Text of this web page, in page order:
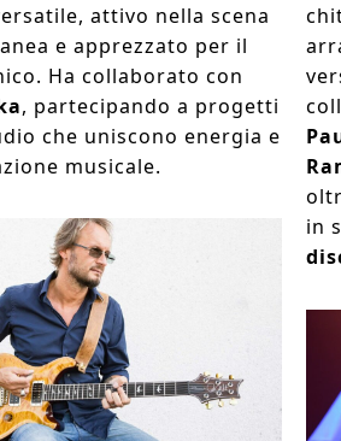
attivo nella scena
e apprezzato per il
Ha collaborato con
, partecipando a progetti
che uniscono energia e
musicale.
in